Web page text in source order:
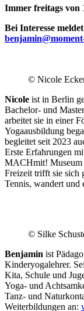
Immer freitags von
Bei Interesse
© Nicole
Nicole ist in Berlin
Bachelor- und
arbeitet sie in einer
Yogaausbildung
begleitet seit 2023
Erste Erfahrungen
MACHmit! Museum
Freizeit trifft sie sich
Tennis, wandert und
© Silke
Benjamin ist
Kinderyogalehrer.
Kita, Schule und
Yoga- und
Tanz- und
Weiterbildungen an: